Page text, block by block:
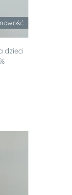
nowość
dzieci